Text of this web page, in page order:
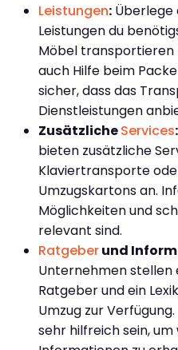
Leistungen: Überlege
Leistungen du
Möbel transportieren
auch Hilfe beim
sicher, dass das
Dienstleistungen
ZusätzlicheServices:
bieten zusätzliche
Klaviertransporte
Umzugskartons an.
Möglichkeiten und
relevant sind.
Ratgeberund
Unternehmen stellen
Ratgeber und ein
Umzug zur
sehr hilfreich sein,